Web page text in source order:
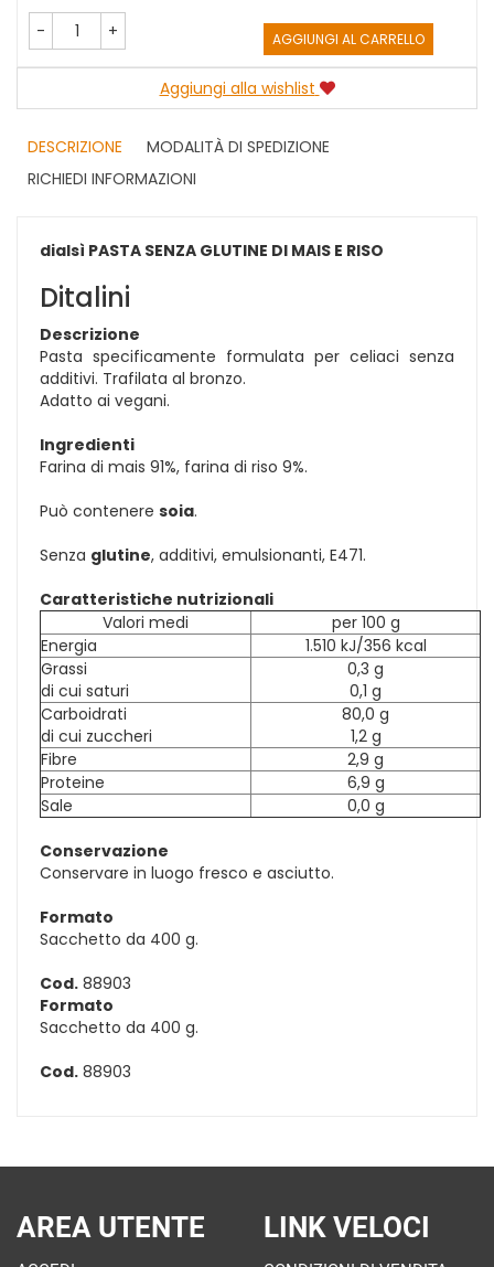
- + AGGIUNGI AL CARRELLO
Aggiungi alla wishlist
DESCRIZIONE
MODALITÀ DI SPEDIZIONE
RICHIEDI INFORMAZIONI
dialsì PASTA SENZA GLUTINE DI MAIS E RISO
Ditalini
Descrizione
Pasta specificamente formulata per celiaci senza
additivi. Trafilata al bronzo.
Adatto ai vegani.
Ingredienti
Farina di mais 91%, farina di riso 9%.
Può contenere soia.
Senza glutine, additivi, emulsionanti, E471.
Caratteristiche nutrizionali
Valori medi
per 100 g
Energia
1.510 kJ/356 kcal
Grassi
di cui saturi
0,3 g
0,1 g
Carboidrati
di cui zuccheri
80,0 g
1,2 g
Fibre
2,9 g
Proteine
6,9 g
Sale
0,0 g
Conservazione
Conservare in luogo fresco e asciutto.
Formato
Sacchetto da 400 g.
Cod. 88903
Formato
Sacchetto da 400 g.
Cod. 88903
AREA UTENTE LINK VELOCI